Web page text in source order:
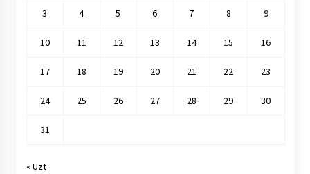
3 4 5 6 7 8 9
10 11 12 13 14 15 16
17 18 19 20 21 22 23
24 25 26 27 28 29 30
31
« Uzt